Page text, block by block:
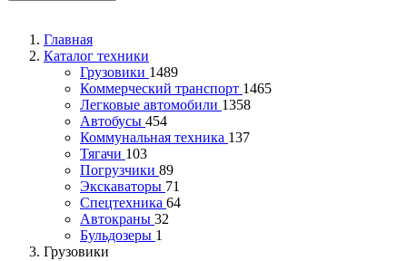
Главная
Каталог техники
Грузовики 1489
Коммерческий транспорт 1465
Легковые автомобили 1358
Автобусы 454
Коммунальная техника 137
Тягачи 103
Погрузчики 89
Экскаваторы 71
Спецтехника 64
Автокраны 32
Бульдозеры 1
Грузовики